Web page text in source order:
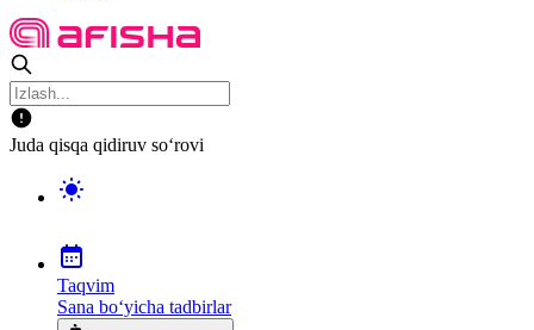
Juda qisqa qidiruv so‘rovi
Taqvim
Sana bo‘yicha tadbirlar